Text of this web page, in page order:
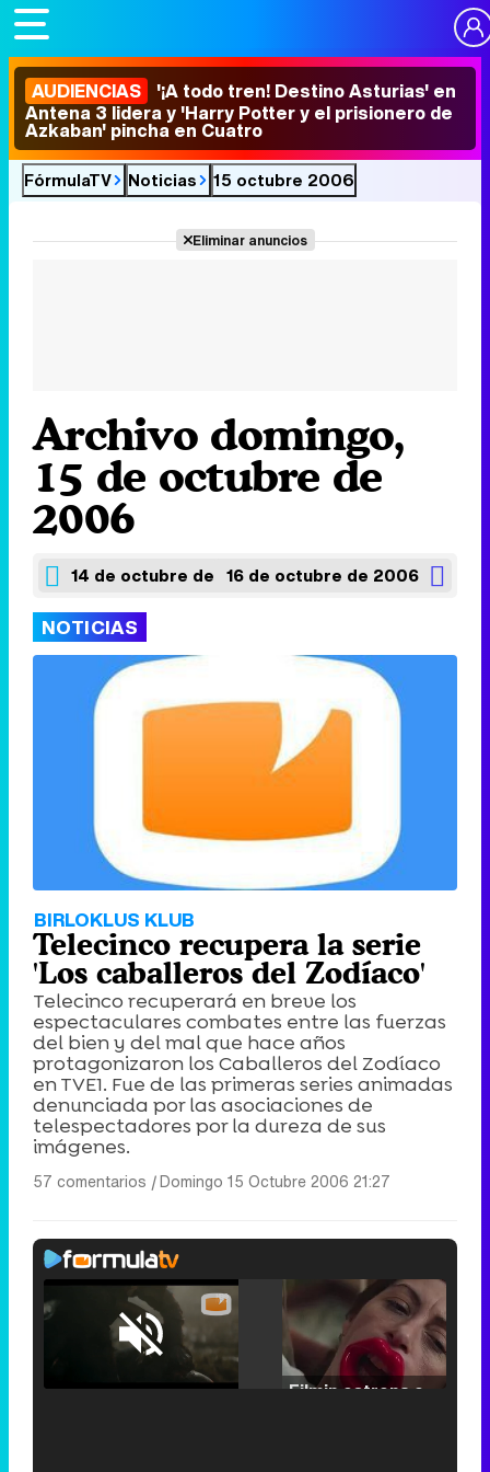
AUDIENCIAS '¡A todo tren! Destino Asturias' en
Antena 3 lidera y 'Harry Potter y el prisionero de
Azkaban' pincha en Cuatro
FórmulaTV Noticias 15 octubre 2006
Eliminar anuncios
Archivo domingo,
15 de octubre de
2006
14 de octubre de 200616 de octubre de 2006
NOTICIAS
BIRLOKLUS KLUB
Telecinco recupera la serie
'Los caballeros del Zodíaco'
Telecinco recuperará en breve los
espectaculares combates entre las fuerzas
del bien y del mal que hace años
protagonizaron los Caballeros del Zodíaco
en TVE1. Fue de las primeras series animadas
denunciada por las asociaciones de
telespectadores por la dureza de sus
imágenes.
57 comentarios |Domingo 15 Octubre 2006 21:27
Unmute /